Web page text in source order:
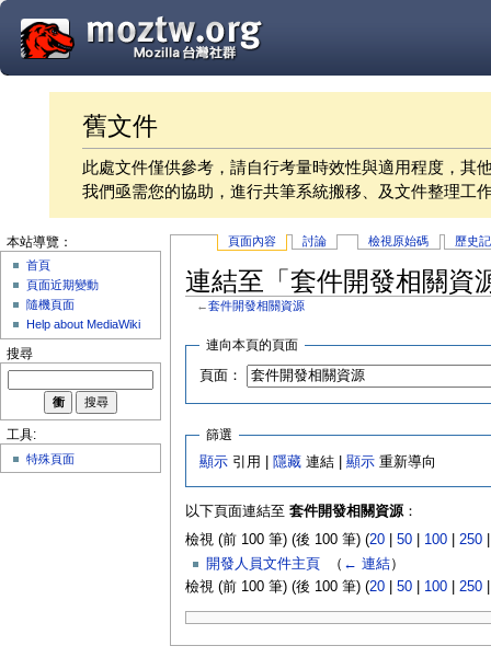
舊文件
此處文件僅供參考，請自行考量時效性與適用程度，其
我們亟需您的協助，進行共筆系統搬移、及文件整理工
頁面內容 討論 檢視原始碼 歷史
連結至「套件開發相關資
←套件開發相關資源
連向本頁的頁面
頁面：
篩選
顯示 引用 | 隱藏 連結 |顯示 重新導向
以下頁面連結至 套件開發相關資源：
檢視 (前 100 筆) (後 100 筆) (20| 50| 100| 250
開發人員文件主頁
（ ← 連結）
檢視 (前 100 筆) (後 100 筆) (20| 50| 100| 250
本站導覽：
首頁
頁面近期變動
隨機頁面
Help about MediaWiki
搜尋
工具:
特殊頁面